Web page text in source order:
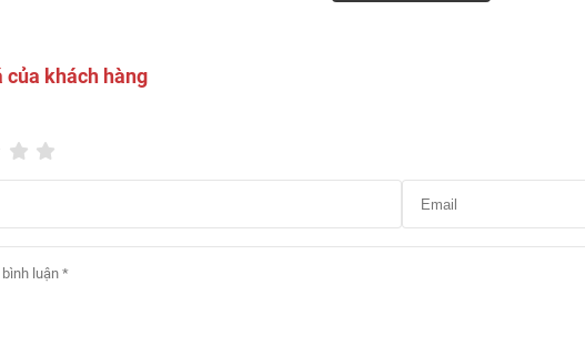
của khách hàng